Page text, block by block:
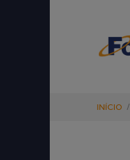
INÍCIO /